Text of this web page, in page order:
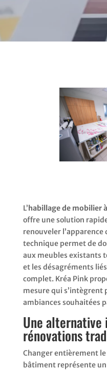
L’habillage de mobilier
offre une solution
renouveler l’apparence
technique permet de
aux meubles existants
et les désagréments
complet. Kréa Pink
mesure qui
ambiances souhaitées
Une alternative
rénovations
Changer entièrement le
bâtiment représente